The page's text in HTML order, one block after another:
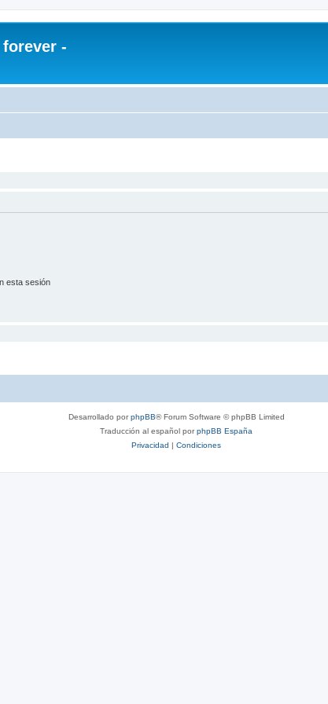
forever -
esta sesión
Desarrollado porphpBB® Forum Software © phpBB Limited
Traducción al español porphpBB España
Privacidad | Condiciones